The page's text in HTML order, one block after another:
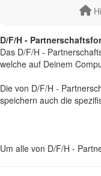
D/F/H -
Das D/F/H -
welche auf Deinem
Die von D/F/H -
speichern auch die
Um alle von D/F/H -